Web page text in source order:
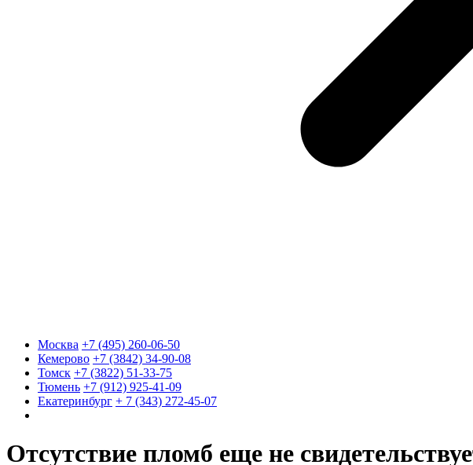
Москва +7 (495) 260-06-50
Кемерово +7 (3842) 34-90-08
Томск +7 (3822) 51-33-75
Тюмень +7 (912) 925-41-09
Екатеринбург + 7 (343) 272-45-07
Отсутствие пломб еще не